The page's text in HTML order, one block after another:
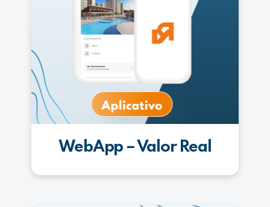
WebApp – Valor Real